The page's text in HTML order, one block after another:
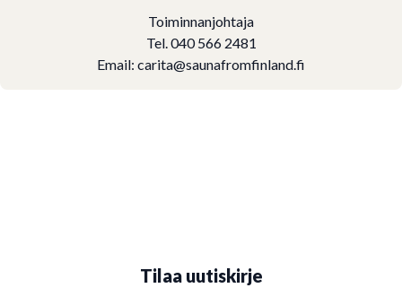
Toiminnanjohtaja
Tel. 040 566 2481
Email: carita@saunafromfinland.fi
Tilaa uutiskirje